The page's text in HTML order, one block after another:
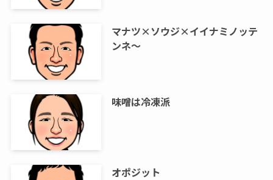
マナツ×ソウジ×イイナミノッテ
ンネ～
味噌は冷凍派
オポジット